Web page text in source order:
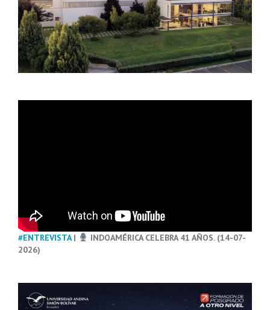
#ENTREVISTA|
INDOAMÉRICA CELEBRA 41 AÑOS. (14-07-
2026)